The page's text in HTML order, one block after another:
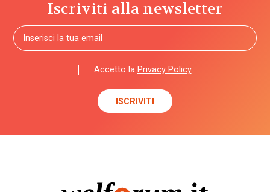
Iscriviti alla newsletter
Accetto la Privacy Policy